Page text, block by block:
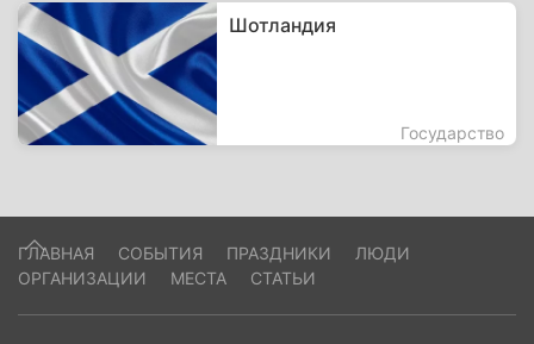
Шотландия
Государство
ГЛАВНАЯ СОБЫТИЯ ПРАЗДНИКИ
ЛЮДИ
ОРГАНИЗАЦИИ
МЕСТА СТАТЬИ